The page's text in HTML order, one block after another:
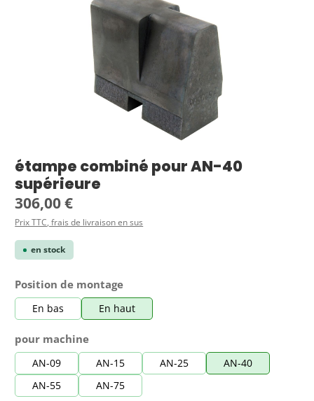
étampe combiné pour AN-40
supérieure
Prix régulier :
306,00 €
Prix TTC, frais de livraison en sus
en stock
Sélectionnez
Position de montage
En bas En haut
Sélectionnez
pour machine
AN-09 AN-15 AN-25
AN-40
AN-55
AN-75